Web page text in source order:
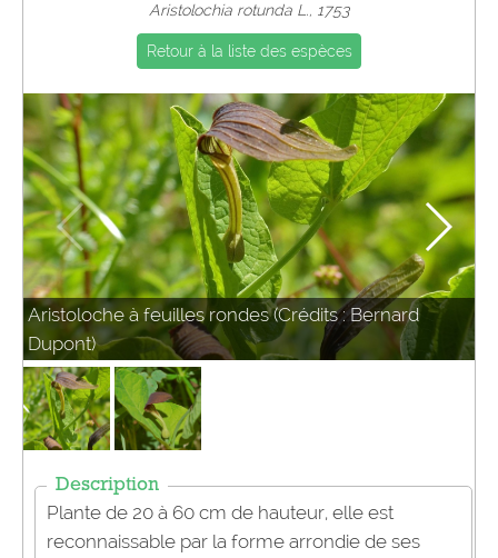
Aristolochia rotunda L., 1753
Retour à la liste des espèces
Aristoloche à feuilles rondes (Crédits : Bernard
Dupont)
Description
Plante de 20 à 60 cm de hauteur, elle est
reconnaissable par la forme arrondie de ses